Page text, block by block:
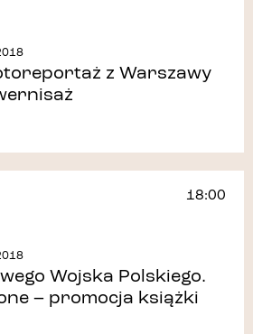
z Warszawy
18:00
Wojska Polskiego.
– promocja książki